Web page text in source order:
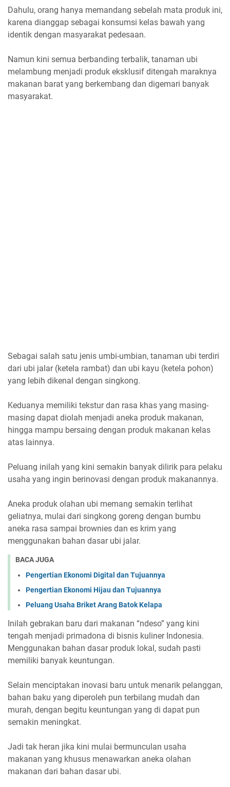
Dahulu, orang hanya memandang sebelah mata produk ini,
karena dianggap sebagai konsumsi kelas bawah yang
identik dengan masyarakat pedesaan.
Namun kini semua berbanding terbalik, tanaman ubi
melambung menjadi produk eksklusif ditengah maraknya
makanan barat yang berkembang dan digemari banyak
masyarakat.
Sebagai salah satu jenis umbi-umbian, tanaman ubi terdiri
dari ubi jalar (ketela rambat) dan ubi kayu (ketela pohon)
yang lebih dikenal dengan singkong.
Keduanya memiliki tekstur dan rasa khas yang masing-
masing dapat diolah menjadi aneka produk makanan,
hingga mampu bersaing dengan produk makanan kelas
atas lainnya.
Peluang inilah yang kini semakin banyak dilirik para pelaku
usaha yang ingin berinovasi dengan produk makanannya.
Aneka produk olahan ubi memang semakin terlihat
geliatnya, mulai dari singkong goreng dengan bumbu
aneka rasa sampai brownies dan es krim yang
menggunakan bahan dasar ubi jalar.
BACA JUGA
Pengertian Ekonomi Digital dan Tujuannya
Pengertian Ekonomi Hijau dan Tujuannya
Peluang Usaha Briket Arang Batok Kelapa
Inilah gebrakan baru dari makanan “ndeso” yang kini
tengah menjadi primadona di bisnis kuliner Indonesia.
Menggunakan bahan dasar produk lokal, sudah pasti
memiliki banyak keuntungan.
Selain menciptakan inovasi baru untuk menarik pelanggan,
bahan baku yang diperoleh pun terbilang mudah dan
murah, dengan begitu keuntungan yang di dapat pun
semakin meningkat.
Jadi tak heran jika kini mulai bermunculan usaha
makanan yang khusus menawarkan aneka olahan
makanan dari bahan dasar ubi.